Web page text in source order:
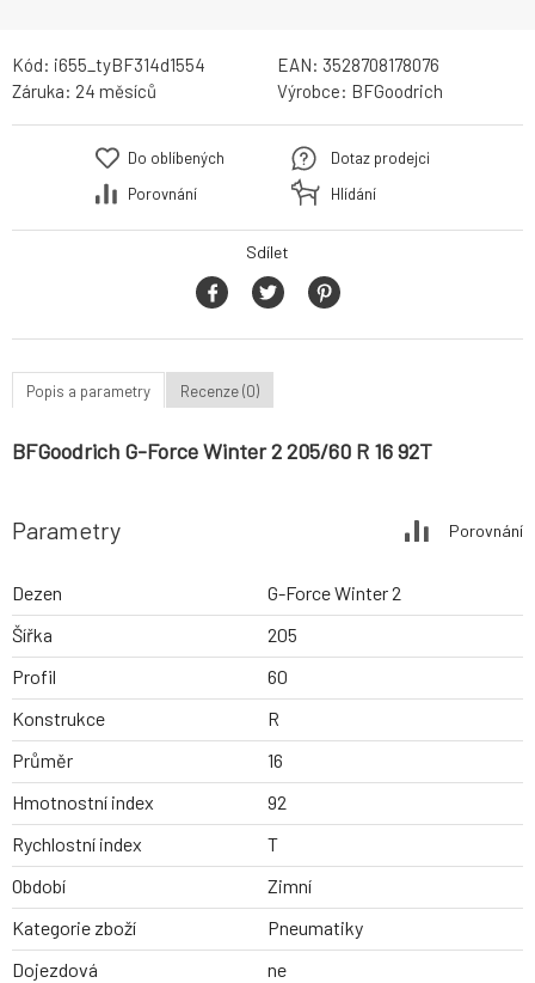
Kód: i655_tyBF314d1554 EAN: 3528708178076
Záruka: 24 měsíců Výrobce: BFGoodrich
Do oblíbených
Porovnání
Dotaz prodejci
Hlídání
Sdílet
Popis a parametry Recenze (0)
BFGoodrich G-Force Winter 2 205/60 R 16 92T
Parametry Porovnání
Dezen
G-Force Winter 2
Šířka
205
Profil
60
Konstrukce
R
Průměr
16
Hmotnostní index
92
Rychlostní index
T
Období
Zimní
Kategorie zboží
Pneumatiky
Dojezdová
ne